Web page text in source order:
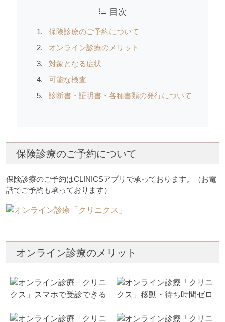
目次
保険診療のご予約について
オンライン診療のメリット
対象となる症状
可能な検査
診断書・証明書・各種書類の発行について
保険診療のご予約について
保険診療のご予約はCLINICSアプリで承っております。（お電
話でご予約も承っております）
オンライン診療のメリット